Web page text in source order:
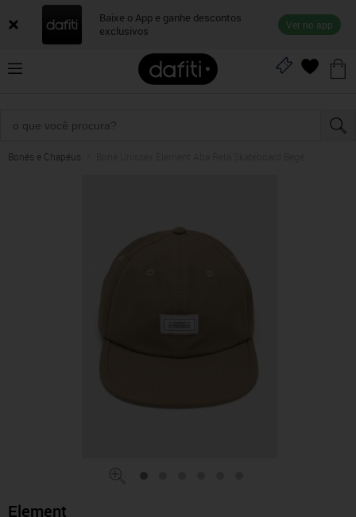
Baixe o App e ganhe descontos
exclusivos
Ver no app
Bonés e Chapéus
Element